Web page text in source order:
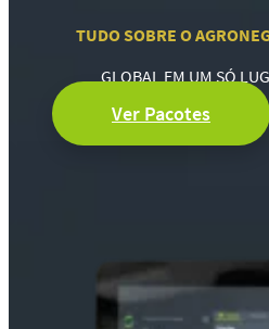
TUDO SOBRE O
GLOBAL EM UM SÓ
Ver Pacotes